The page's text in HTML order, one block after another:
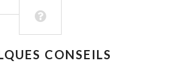
CONSEILS